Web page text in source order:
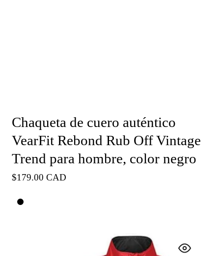
Chaqueta de cuero auténtico
VearFit Rebond Rub Off Vintage
Trend para hombre, color negro
Precio
$179.00 CAD